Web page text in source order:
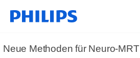
Neue Methoden für Neuro-MRT